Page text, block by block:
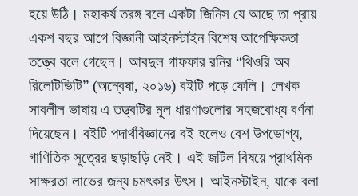
হয়ে উঠি। মহাকর্ষ তরঙ্গ বলে একটা জিনিস যে আছে তা প্রায়
একশ বছর আগে বিজ্ঞানী আইনস্টাইন বিশেষ আপেক্ষিকতা
তত্ত্বে বলে গেছেন। আবদুল গাফফার রনির “থিওরি অব
রিলেটিভিটি” (অন্বেষা, ২০১৬) বইটি পড়ে ফেলি। লেখক
সাবলীল ভাষায় এ তত্ত্বটির মূল ধারণাগুলোর সহজবোধ্য বর্ণনা
দিয়েছেন। বইটি পদার্থবিজ্ঞানের বই হলেও বেশ উপভোগ্য,
গাণিতিক সূত্রের ছড়াছড়ি নেই। এই জটিল বিষয়ে প্রাথমিক
সাক্ষরতা লাভের জন্য চমৎকার উৎস। আইনস্টাইন, যাকে বলা